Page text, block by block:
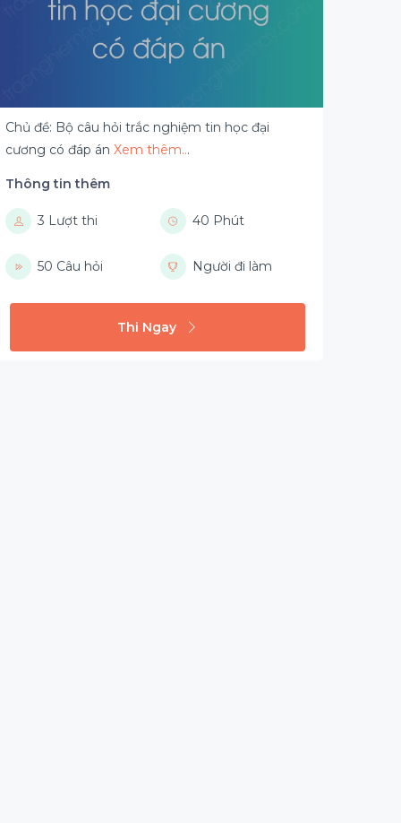
Chủ đề: Bộ câu hỏi trắc nghiệm tin học đại
cương có đáp án Xem thêm...
Thông tin thêm
3 Lượt thi 40 Phút
50 Câu hỏi Người đi làm
Thi Ngay